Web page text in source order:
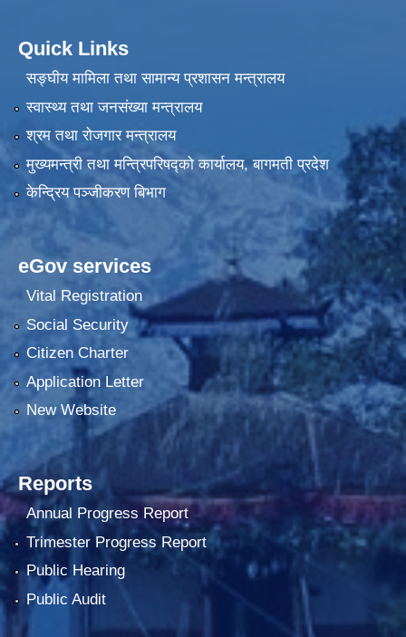
Quick Links
सङ्घीय मामिला तथा सामान्य प्रशासन मन्त्रालय
स्वास्थ्य तथा जनसंख्या मन्त्रालय
श्रम तथा रोजगार मन्त्रालय
मुख्यमन्त्री तथा मन्त्रिपरिषद्को कार्यालय, बागमती प्रदेश
केन्द्रिय पञ्जीकरण बिभाग
eGov services
Vital Registration
Social Security
Citizen Charter
Application Letter
New Website
Reports
Annual Progress Report
Trimester Progress Report
Public Hearing
Public Audit